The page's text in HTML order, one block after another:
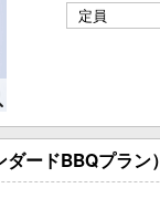
定員
ードBBQプラン）